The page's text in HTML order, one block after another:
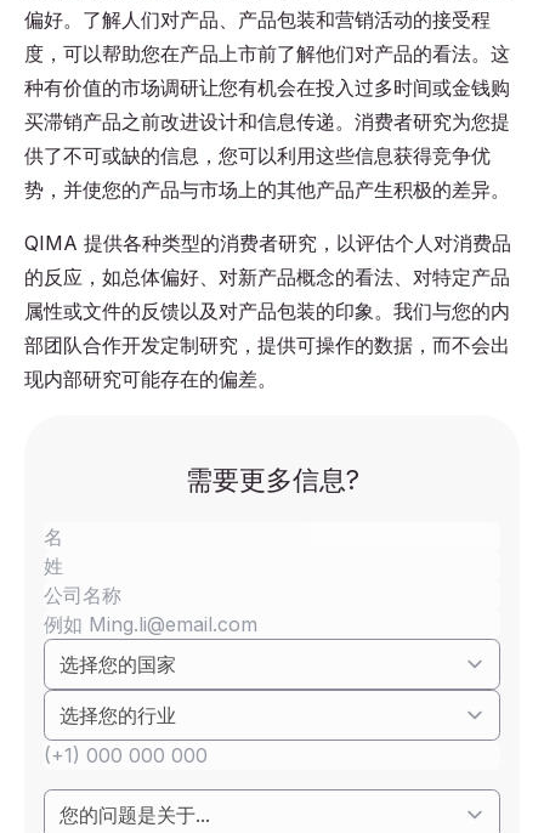
偏好。了解人们对产品、产品包装和营销活动的接受程
度，可以帮助您在产品上市前了解他们对产品的看法。这
种有价值的市场调研让您有机会在投入过多时间或金钱购
买滞销产品之前改进设计和信息传递。消费者研究为您提
供了不可或缺的信息，您可以利用这些信息获得竞争优
势，并使您的产品与市场上的其他产品产生积极的差异。
QIMA 提供各种类型的消费者研究，以评估个人对消费品
的反应，如总体偏好、对新产品概念的看法、对特定产品
属性或文件的反馈以及对产品包装的印象。我们与您的内
部团队合作开发定制研究，提供可操作的数据，而不会出
现内部研究可能存在的偏差。
需要更多信息?